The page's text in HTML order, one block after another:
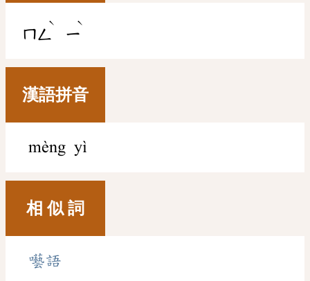
ㄇㄥ
ˋ
ㄧ
ˋ
漢語拼音
mèng yì
相 似 詞
囈語